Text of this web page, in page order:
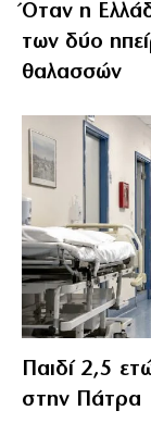
Όταν η
των δύο
θαλασσών
Παιδί 2,5
στην Πάτρα